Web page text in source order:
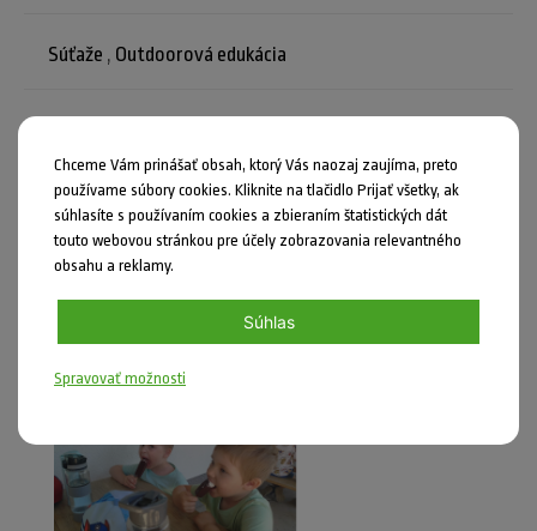
Súťaže , Outdoorová edukácia
Mohlo by vás zaujímať
Chceme Vám prinášať obsah, ktorý Vás naozaj zaujíma, preto
používame súbory cookies. Kliknite na tlačidlo Prijať všetky, ak
súhlasíte s používaním cookies a zbieraním štatistických dát
touto webovou stránkou pre účely zobrazovania relevantného
obsahu a reklamy.
Súhlas
Spravovať možnosti